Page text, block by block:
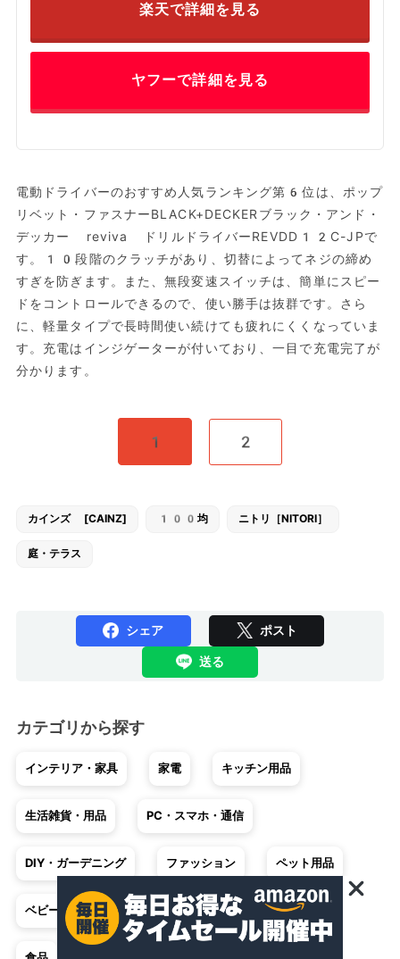
楽天で詳細を見る
ヤフーで詳細を見る
電動ドライバーのおすすめ人気ランキング第6位は、ポップ
リベット・ファスナーBLACK+DECKERブラック・アンド・
デッカー reviva ドリルドライバーREVDD12C-JPで
す。10段階のクラッチがあり、切替によってネジの締め
すぎを防ぎます。また、無段変速スイッチは、簡単にスピー
ドをコントロールできるので、使い勝手は抜群です。さら
に、軽量タイプで長時間使い続けても疲れにくくなっていま
す。充電はインジゲーターが付いており、一目で充電完了が
分かります。
1 2
カインズ [CAINZ] 100均 ニトリ［NITORI］
庭・テラス
シェア ポスト
送る
カテゴリから探す
インテリア・家具 家電 キッチン用品
生活雑貨・用品 PC・スマホ・通信
DIY・ガーデニング ファッション ペット用品
ベビー・キッズ 車・バイク 趣味・ホビー